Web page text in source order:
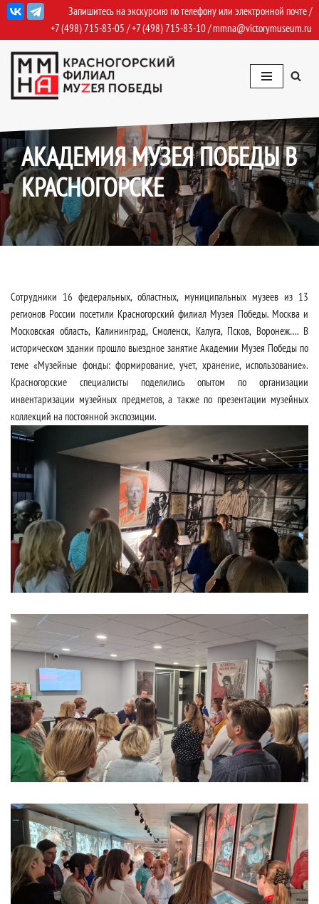
Перейти
к
содержимому
Запишитесь на экскурсию по телефону или электронной почте /
+7 (498) 715-83-05 /+7 (498) 715-83-10/mmna@victorymuseum.ru
АКАДЕМИЯ МУЗЕЯ ПОБЕДЫ В
КРАСНОГОРСКЕ
Сотрудники 16 федеральных, областных, муниципальных музеев из 13
регионов России посетили Красногорский филиал Музея Победы. Москва и
Московская область, Калининград, Смоленск, Калуга, Псков, Воронеж…. В
историческом здании прошло выездное занятие Академии Музея Победы по
теме «Музейные фонды: формирование, учет, хранение, использование».
Красногорские специалисты поделились опытом по организации
инвентаризации музейных предметов, а также по презентации музейных
коллекций на постоянной экспозиции.